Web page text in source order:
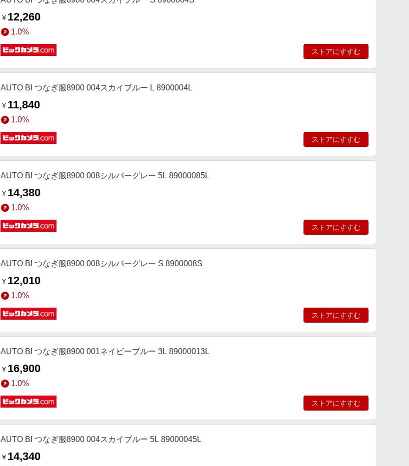
￥ 12,260
1.0%
ストアにすすむ
AUTO BI つなぎ服8900 004スカイブルー L 8900004L
￥ 11,840
1.0%
ストアにすすむ
AUTO BI つなぎ服8900 008シルバーグレー 5L 89000085L
￥ 14,380
1.0%
ストアにすすむ
AUTO BI つなぎ服8900 008シルバーグレー S 8900008S
￥ 12,010
1.0%
ストアにすすむ
AUTO BI つなぎ服8900 001ネイビーブルー 3L 89000013L
￥ 16,900
1.0%
ストアにすすむ
AUTO BI つなぎ服8900 004スカイブルー 5L 89000045L
￥ 14,340